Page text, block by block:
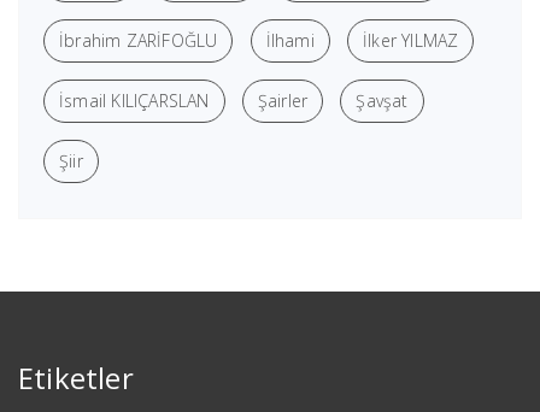
İbrahim ZARİFOĞLU İlhami İlker YILMAZ
İsmail KILIÇARSLAN Şairler Şavşat
Şiir
Etiketler